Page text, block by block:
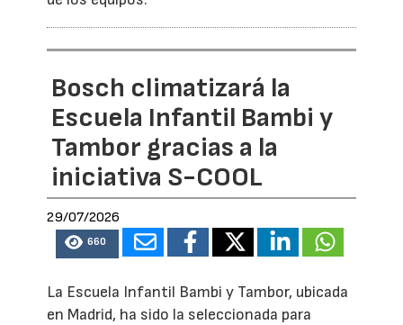
Bosch climatizará la
Escuela Infantil Bambi y
Tambor gracias a la
iniciativa S-COOL
29/07/2026
660
La Escuela Infantil Bambi y Tambor, ubicada
en Madrid, ha sido la seleccionada para